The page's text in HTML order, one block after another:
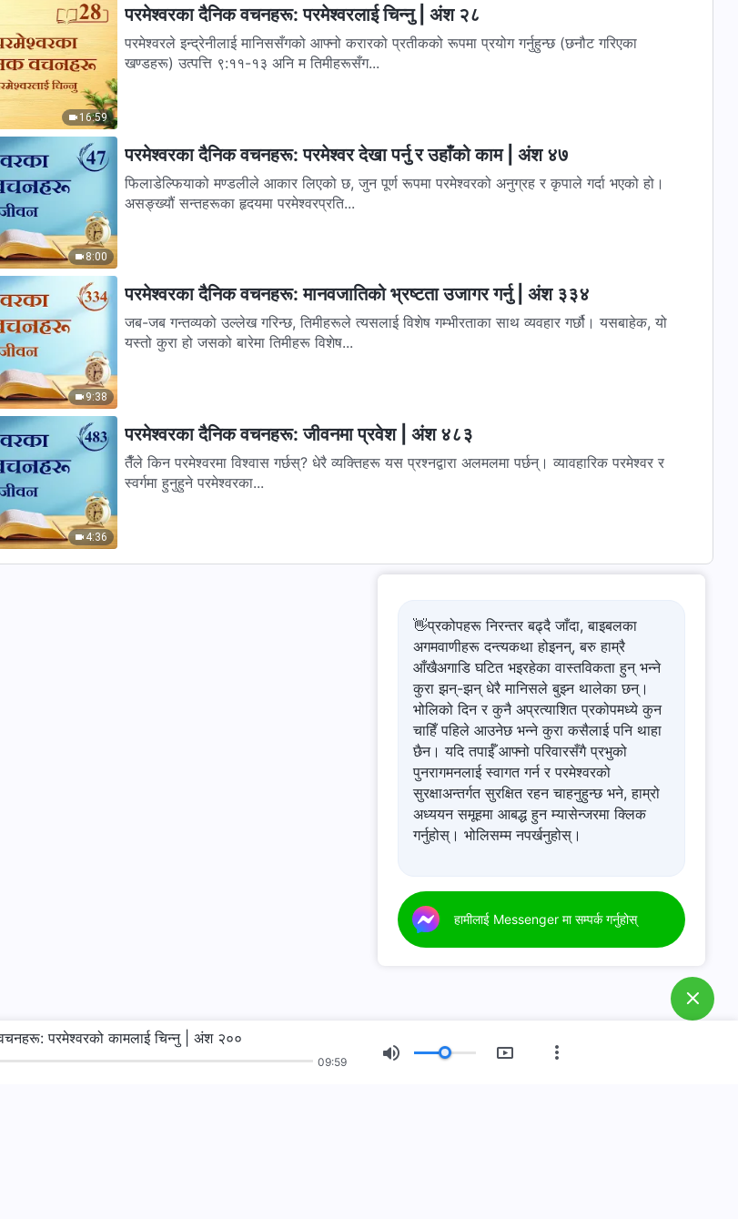
16:59
परमेश्‍वरका दैनिक वचनहरू: परमेश्‍वरलाई चिन्‍नु | अंश २८
परमेश्‍वरले इन्द्रेनीलाई मानिससँगको आफ्नो करारको प्रतीकको रूपमा प्रयोग गर्नुहुन्छ (छनौट गरिएका
खण्डहरू) उत्पत्ति ९:११-१३ अनि म तिमीहरूसँग...
8:00
परमेश्‍वरका दैनिक वचनहरू: परमेश्‍वर देखा पर्नु र उहाँको काम | अंश ४७
फिलाडेल्फियाको मण्डलीले आकार लिएको छ, जुन पूर्ण रूपमा परमेश्‍वरको अनुग्रह र कृपाले गर्दा भएको हो।
असङ्ख्यौं सन्तहरूका हृदयमा परमेश्‍वरप्रति...
9:38
परमेश्‍वरका दैनिक वचनहरू: मानवजातिको भ्रष्टता उजागर गर्नु | अंश ३३४
जब-जब गन्तव्यको उल्लेख गरिन्छ, तिमीहरूले त्यसलाई विशेष गम्भीरताका साथ व्यवहार गर्छौ। यसबाहेक, यो
यस्तो कुरा हो जसको बारेमा तिमीहरू विशेष...
4:36
परमेश्‍वरका दैनिक वचनहरू: जीवनमा प्रवेश | अंश ४८३
तैँले किन परमेश्‍वरमा विश्‍वास गर्छस्? धेरै व्यक्तिहरू यस प्रश्नद्वारा अलमलमा पर्छन्। व्यावहारिक परमेश्‍वर र
स्वर्गमा हुनुहुने परमेश्‍वरका...
👋प्रकोपहरू निरन्तर बढ्दै जाँदा, बाइबलका
अगमवाणीहरू दन्त्यकथा होइनन्, बरु हाम्रै
आँखैअगाडि घटित भइरहेका वास्तविकता हुन् भन्ने
कुरा झन्-झन् धेरै मानिसले बुझ्न थालेका छन्।
भोलिको दिन र कुनै अप्रत्याशित प्रकोपमध्ये कुन
चाहिँ पहिले आउनेछ भन्ने कुरा कसैलाई पनि थाहा
छैन। यदि तपाईँ आफ्नो परिवारसँगै प्रभुको
पुनरागमनलाई स्वागत गर्न र परमेश्‍वरको
सुरक्षाअन्तर्गत सुरक्षित रहन चाहनुहुन्छ भने, हाम्रो
अध्ययन समूहमा आबद्ध हुन म्यासेन्जरमा क्लिक
गर्नुहोस्। भोलिसम्म नपर्खनुहोस्।
हामीलाई Messenger मा सम्पर्क गर्नुहोस्
परमेश्‍वरको कामलाई चिन्‍नु | अंश २००
09:59